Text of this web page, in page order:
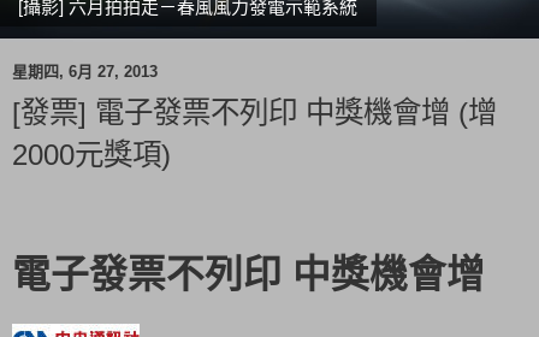
[攝影] 六月拍拍走－春風風力發電示範系統
星期四, 6月 27, 2013
[發票] 電子發票不列印 中獎機會增 (增
2000元獎項)
電子發票不列印 中獎機會增